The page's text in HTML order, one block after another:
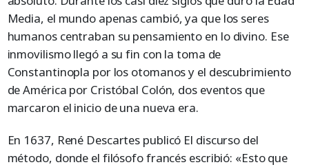
Media, el mundo apenas cambió, ya que los seres
humanos centraban su pensamiento en lo divino. Ese
inmovilismo llegó a su fin con la toma de
Constantinopla por los otomanos y el descubrimiento
de América por Cristóbal Colón, dos eventos que
marcaron el inicio de una nueva era.
En 1637, René Descartes publicó El discurso del
método, donde el filósofo francés escribió: «Esto que